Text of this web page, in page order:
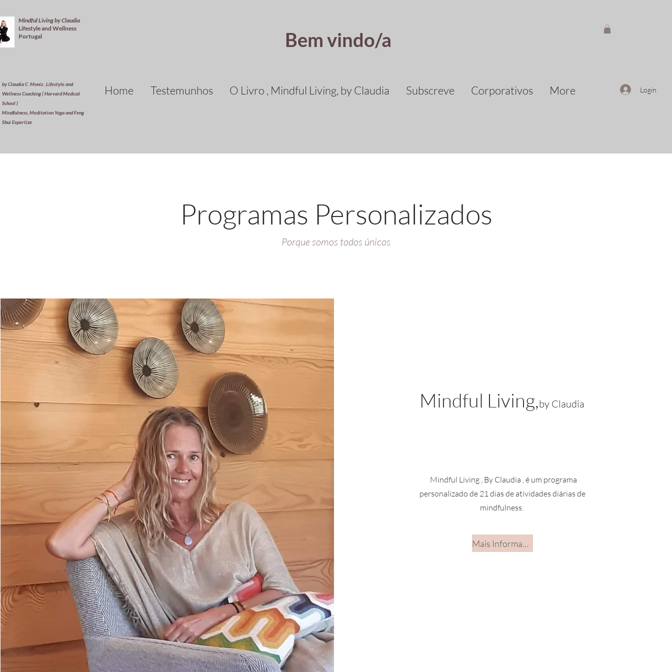
Mindful Living by Claudia
Lifestyle and Wellness
Portugal
by Claudia C. Moniz , Lifestyle and
Wellness Coaching ( Harvard Medical
School )
Mindfulness, Meditation Yoga and Feng
Shui Expertize
Bem vindo/a
Home Testemunhos O Livro , Mindful Living, by Claudia Subscreve Corporativos More Login
Programas Personalizados
Porque somos todos únicos
Mindful Living,by Claudia
Mindful Living , By Claudia , é um programa
personalizado de 21 dias de atividades diárias de
mindfulness.
Mais Informações